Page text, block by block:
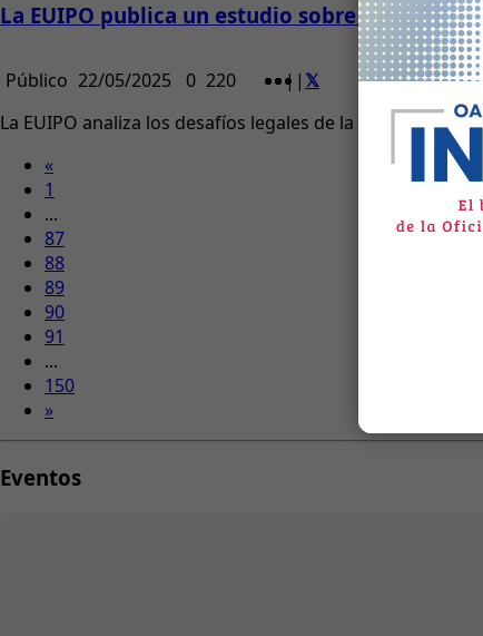
La EUIPO publica un estudio sobre
Público 22/05/2025 0 220 | |
La EUIPO analiza los desafíos legales de la revolución
«
1
...
87
88
89
90
91
...
150
»
Eventos